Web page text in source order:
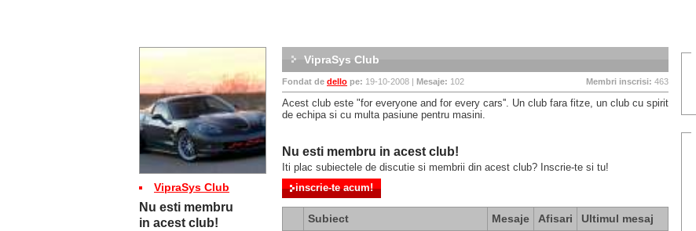
VipraSys Club
Nu esti membru
in acest club!
VipraSys Club
Fondat de dello pe: 19-10-2008 | Mesaje: 102 Membri inscrisi: 463
Acest club este "for everyone and for every cars''. Un club fara fitze, un club cu spirit
de echipa si cu multa pasiune pentru masini.
Nu esti membru in acest club!
Iti plac subiectele de discutie si membrii din acest club? Inscrie-te si tu!
Subiect Mesaje Afisari
Ultimul mesaj